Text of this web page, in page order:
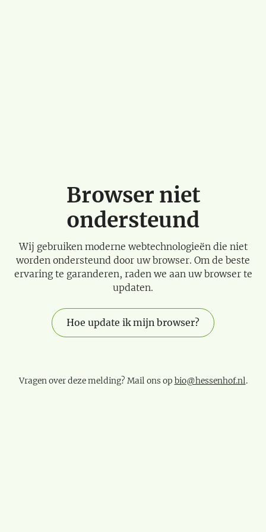
Browser niet
ondersteund
Wij gebruiken moderne webtechnologieën die niet
worden ondersteund door uw browser. Om de beste
ervaring te garanderen, raden we aan uw browser te
updaten.
Hoe update ik mijn browser?
Vragen over deze melding? Mail ons op bio@hessenhof.nl.